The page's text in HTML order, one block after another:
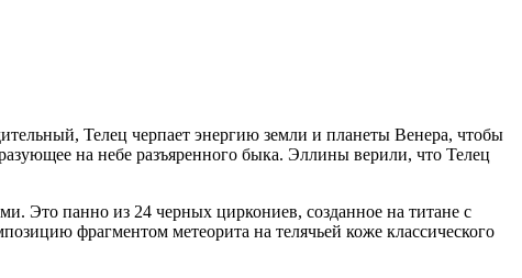
Телец черпает энергию земли и планеты Венера, чтобы
на небе разъяренного быка. Эллины верили, что Телец
Это панно из 24 черных циркониев, созданное на титане с
фрагментом метеорита на телячьей коже классического